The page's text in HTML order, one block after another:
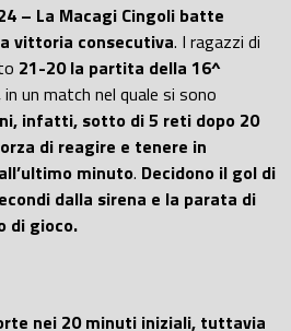
– La Macagi Cingoli batte
vittoria consecutiva. I ragazzi di
21-20 la partita della 16^
in un match nel quale si sono
infatti, sotto di 5 reti dopo 20
di reagire e tenere in
minuto. Decidono il gol di
dalla sirena e la parata di
di gioco.
nei 20 minuti iniziali, tuttavia